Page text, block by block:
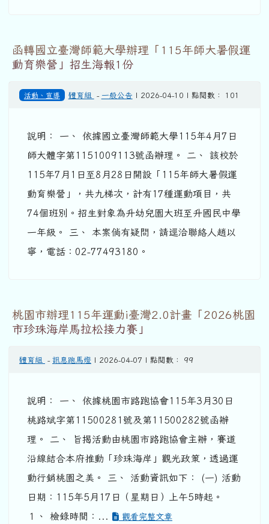
函轉國立臺灣師範大學辦理「115年師大暑假運
動育樂營」招生海報1份
活動、宣導 體育組 - 一般公告 | 2026-04-10 | 點閱數： 101
說明： 一、 依據國立臺灣師範大學115年4月7日
師大體字第1151009113號函辦理。 二、 該校於
115年7月1日至8月28日開設「115年師大暑假運
動育樂營」，共九梯次，計有17種運動項目，共
74個班別。招生對象為升幼兒園大班至升國民中學
一年級。 三、 本案倘有疑問，請逕洽聯絡人趙以
寧，電話：02-77493180。
桃園市辦理115年運動i臺灣2.0計畫「2026桃園
市珍珠海岸馬拉松接力賽」
體育組 - 訊息跑馬燈 | 2026-04-07 | 點閱數： 99
說明： 一、 依據桃園市路跑協會115年3月30日
桃路斌字第11500281號及第11500282號函辦
理。 二、 旨揭活動由桃園市路跑協會主辦，賽道
沿線結合本府推動「珍珠海岸」觀光政策，透過運
動行銷桃園之美。 三、 活動資訊如下： (一) 活動
日期：115年5月17日（星期日）上午5時起。
１、 檢錄時間：...
觀看完整文章